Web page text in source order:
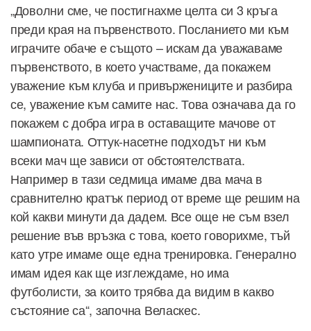
„Доволни сме, че постигнахме целта си 3 кръга
преди края на първенството. Посланието ми към
играчите обаче е същото – искам да уважаваме
първенството, в което участваме, да покажем
уважение към клуба и привържениците и разбира
се, уважение към самите нас. Това означава да го
покажем с добра игра в оставащите мачове от
шампионата. Оттук-насетне подходът ни към
всеки мач ще зависи от обстоятелствата.
Например в тази седмица имаме два мача в
сравнително кратък период от време ще решим на
кой какви минути да дадем. Все още не съм взел
решение във връзка с това, което говорихме, тъй
като утре имаме още една тренировка. Генерално
имам идея как ще изглеждаме, но има
футболисти, за които трябва да видим в какво
състояние са“, започна Веласкес.